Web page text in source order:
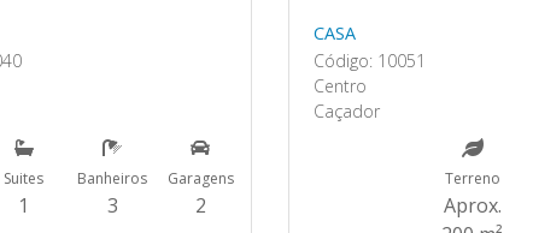
Suites
1
Banheiros
3
Garagens
2
CASA
Código: 10051
Centro
Caçador
Terreno
Aprox.